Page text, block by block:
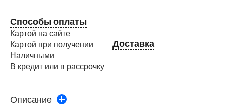
Способы оплаты
Картой на сайте
Картой при получении
Наличными
В кредит или в рассрочку
Доставка
Описание